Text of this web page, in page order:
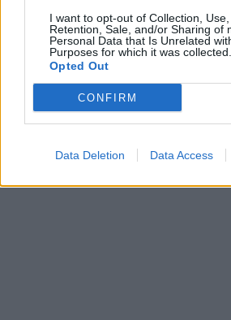
I want to opt-out of Collection, Use,
Retention, Sale, and/or Sharing of
Personal Data that Is Unrelated
Purposes for which it was collected.
Opted Out
CONFIRM
Data Deletion Data Access